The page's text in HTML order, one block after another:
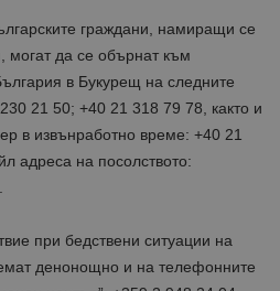
граждани, намиращи се
могат да се обърнат към
в Букурещ на следните
21 50; +40 21 318 79 78, както и
в извънработно време: +40 21
адреса на посолството:
при бедствени ситуации на
денонощно и на телефонните